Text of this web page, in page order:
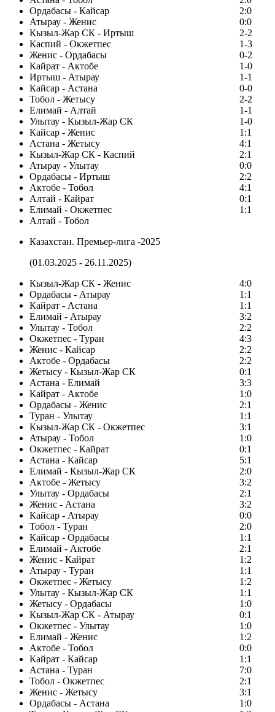
Ордабасы - Кайсар
2:0
Атырау - Женис
0:0
Кызыл-Жар СК - Иртыш
2-2
Каспий - Окжетпес
1-3
Женис - Ордабасы
0-2
Кайрат - Актобе
1-0
Иртыш - Атырау
1-1
Кайсар - Астана
0-0
Тобол - Жетысу
2-2
Елимай - Алтай
1-1
Улытау - Кызыл-Жар СК
1-0
Кайсар - Женис
1:1
Астана - Жетысу
4:1
Кызыл-Жар СК - Каспий
2:1
Атырау - Улытау
0:0
Ордабасы - Иртыш
2:2
Актобе - Тобол
4:1
Алтай - Кайрат
0:1
Елимай - Окжетпес
1:1
Алтай - Тобол
Казахстан. Премьер-лига -2025
(01.03.2025 - 26.11.2025)
Кызыл-Жар СК - Женис
4:0
Ордабасы - Атырау
1:1
Кайрат - Астана
1:1
Елимай - Атырау
3:2
Улытау - Тобол
2:2
Окжетпес - Туран
4:3
Женис - Кайсар
2:2
Актобе - Ордабасы
2:2
Жетысу - Кызыл-Жар СК
0:1
Астана - Елимай
3:3
Кайрат - Актобе
1:0
Ордабасы - Женис
2:1
Туран - Улытау
1:1
Кызыл-Жар СК - Окжетпес
3:1
Атырау - Тобол
1:0
Окжетпес - Кайрат
0:1
Астана - Кайсар
5:1
Елимай - Кызыл-Жар СК
2:0
Актобе - Жетысу
3:2
Улытау - Ордабасы
2:1
Женис - Астана
3:2
Кайсар - Атырау
0:0
Тобол - Туран
2:0
Кайсар - Ордабасы
1:1
Елимай - Актобе
2:1
Женис - Кайрат
1:2
Атырау - Туран
1:1
Окжетпес - Жетысу
1:2
Улытау - Кызыл-Жар СК
1:1
Жетысу - Ордабасы
1:0
Кызыл-Жар СК - Атырау
0:1
Окжетпес - Улытау
1:0
Елимай - Женис
1:2
Актобе - Тобол
0:0
Кайрат - Кайсар
1:1
Астана - Туран
7:0
Тобол - Окжетпес
2:1
Женис - Жетысу
3:1
Ордабасы - Астана
1:0